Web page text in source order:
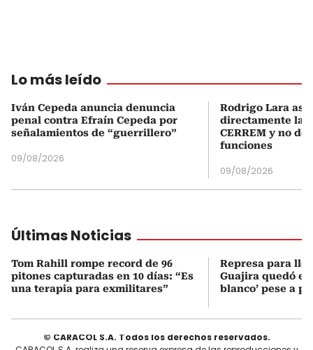
Lo más leído
Iván Cepeda anuncia denuncia
penal contra Efraín Cepeda por
señalamientos de “guerrillero”
09/08/2026
Rodrigo Lara
directamente la
CERREM y no
funciones
09/08/2026
Últimas Noticias
Tom Rahill rompe record de 96
pitones capturadas en 10 días: “Es
una terapia para exmilitares”
Represa para
Guajira quedó en
blanco’ pese a
© CARACOL S.A. Todos los derechos reservados.